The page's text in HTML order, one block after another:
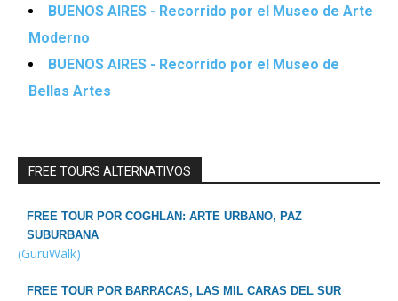
BUENOS AIRES - Recorrido por el Museo de Arte
Moderno
BUENOS AIRES - Recorrido por el Museo de
Bellas Artes
FREE TOURS ALTERNATIVOS
FREE TOUR POR COGHLAN: ARTE URBANO, PAZ
SUBURBANA
(GuruWalk)
FREE TOUR POR BARRACAS, LAS MIL CARAS DEL SUR